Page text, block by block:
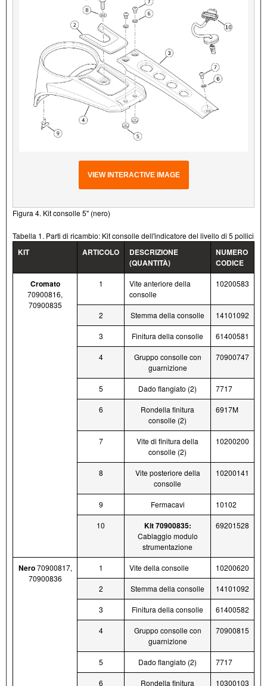
VIEW INTERACTIVE IMAGE
Figura 4. Kit consolle 5" (nero)
Tabella 1. Parti di ricambio: Kit consolle dell'indicatore del livello di 5 pollici
KIT ARTICOLO
DESCRIZIONE
(QUANTITÀ)
NUMERO
CODICE
Cromato
70900816,
70900835
1
Vite anteriore della
consolle
10200583
2 Stemma della consolle 14101092
3 Finitura della consolle 61400581
4
Gruppo consolle con
guarnizione
70900747
5 Dado flangiato (2) 7717
6
Rondella finitura
consolle (2)
6917M
7
Vite di finitura della
consolle (2)
10200200
8
Vite posteriore della
consolle
10200141
9 Fermacavi 10102
10 Kit 70900835:
Cablaggio modulo
strumentazione
69201528
Nero70900817,
70900836
1 Vite della consolle 10200620
2 Stemma della consolle 14101092
3 Finitura della consolle 61400582
4
Gruppo consolle con
guarnizione
70900815
5 Dado flangiato (2) 7717
6 Rondella finitura 10300103